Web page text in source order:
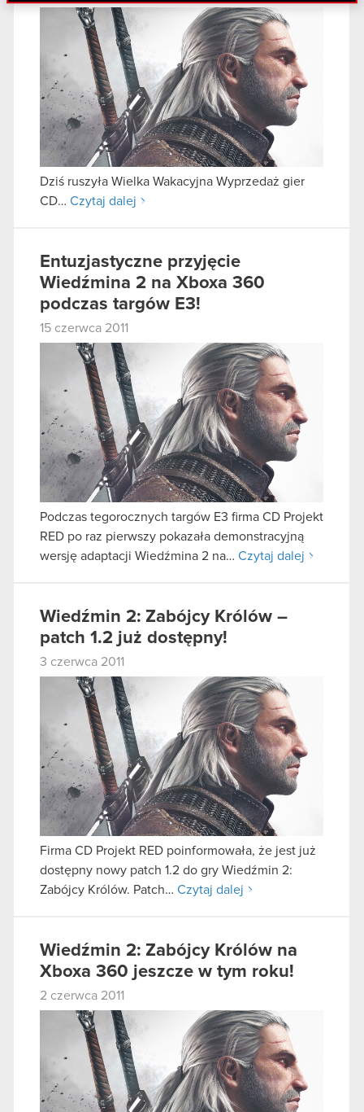
danymi otrzymanymi od Ciebie lub uzyskanymi
podczas korzystania z ich usług. Kontynuując
korzystanie z naszej witryny, zgadasz się na
używanie plików cookie.
Dziś ruszyła Wielka Wakacyjna Wyprzedaż gier
CD… Czytaj dalej
Entuzjastyczne przyjęcie
Wiedźmina 2 na Xboxa 360
podczas targów E3!
15 czerwca 2011
Podczas tegorocznych targów E3 firma CD Projekt
RED po raz pierwszy pokazała demonstracyjną
wersję adaptacji Wiedźmina 2 na… Czytaj dalej
Wiedźmin 2: Zabójcy Królów –
patch 1.2 już dostępny!
3 czerwca 2011
Firma CD Projekt RED poinformowała, że jest już
dostępny nowy patch 1.2 do gry Wiedźmin 2:
Zabójcy Królów. Patch… Czytaj dalej
Wiedźmin 2: Zabójcy Królów na
Xboxa 360 jeszcze w tym roku!
2 czerwca 2011